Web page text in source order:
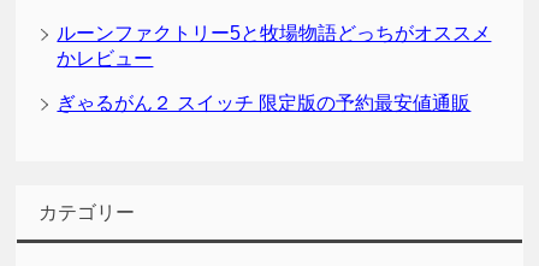
ルーンファクトリー5と牧場物語どっちがオススメ
かレビュー
ぎゃるがん２ スイッチ 限定版の予約最安値通販
カテゴリー